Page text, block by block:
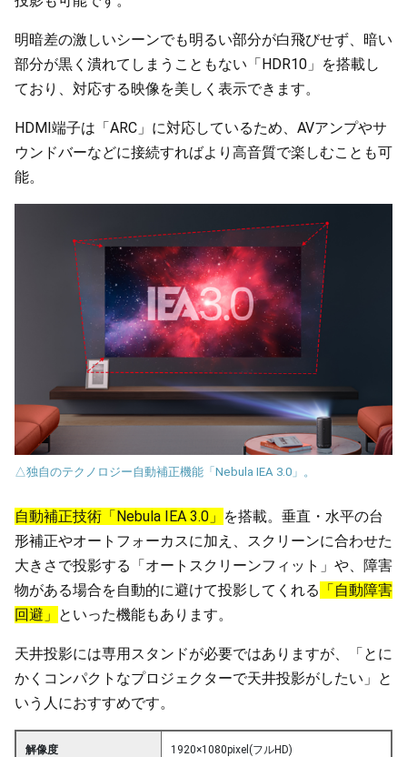
明暗差の激しいシーンでも明るい部分が白飛びせず、暗い
部分が黒く潰れてしまうこともない「HDR10」を搭載し
ており、対応する映像を美しく表示できます。
HDMI端子は「ARC」に対応しているため、AVアンプやサ
ウンドバーなどに接続すればより高音質で楽しむことも可
能。
△独自のテクノロジー自動補正機能「Nebula IEA 3.0」。
自動補正技術「Nebula IEA 3.0」 を搭載。垂直・水平の台
形補正やオートフォーカスに加え、スクリーンに合わせた
大きさで投影する「オートスクリーンフィット」や、障害
物がある場合を自動的に避けて投影してくれる 「自動障害
回避」 といった機能もあります。
天井投影には専用スタンドが必要ではありますが、「とに
かくコンパクトなプロジェクターで天井投影がしたい」と
いう人におすすめです。
解像度 1920×1080pixel(フルHD)